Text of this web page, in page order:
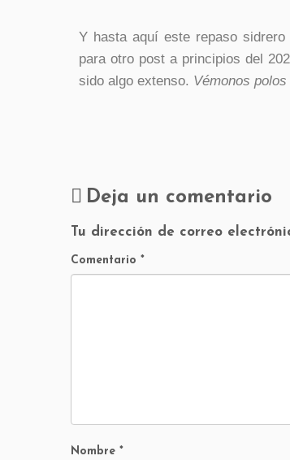
Y hasta aquí este repaso
para otro post a principios del
sido algo extenso. Vémonos
Deja un comentario
Tu dirección de correo
Comentario *
Nombre *